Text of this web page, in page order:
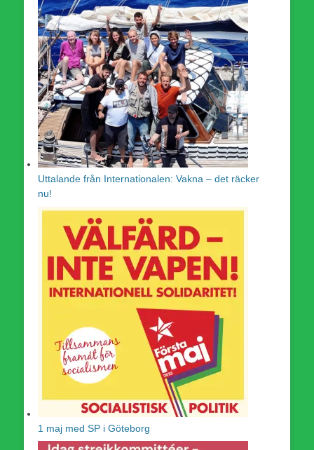
Uttalande från Internationalen: Vakna – det räcker
nu!
1 maj med SP i Göteborg